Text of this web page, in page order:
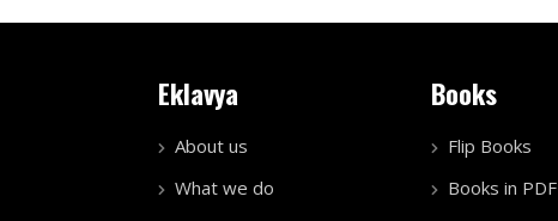
Eklavya
About us
What we do
Books
Flip Books
Books in PDF